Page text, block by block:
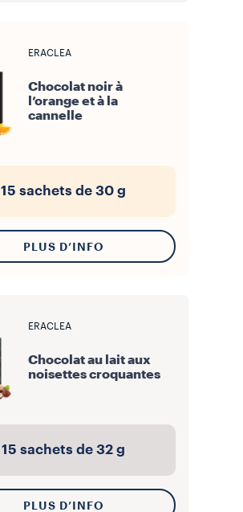
ERACLEA
Chocolat noir à
l’orange et à la
cannelle
15 sachets de 30 g
PLUS D’INFO
ERACLEA
Chocolat au lait aux
noisettes croquantes
15 sachets de 32 g
PLUS D’INFO